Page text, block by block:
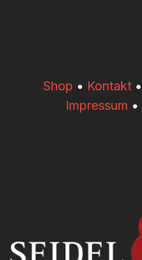
​​Shop • Kontakt •
Impressum •